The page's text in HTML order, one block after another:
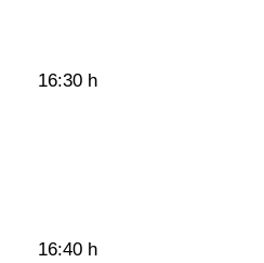
16:30 h
16:40 h